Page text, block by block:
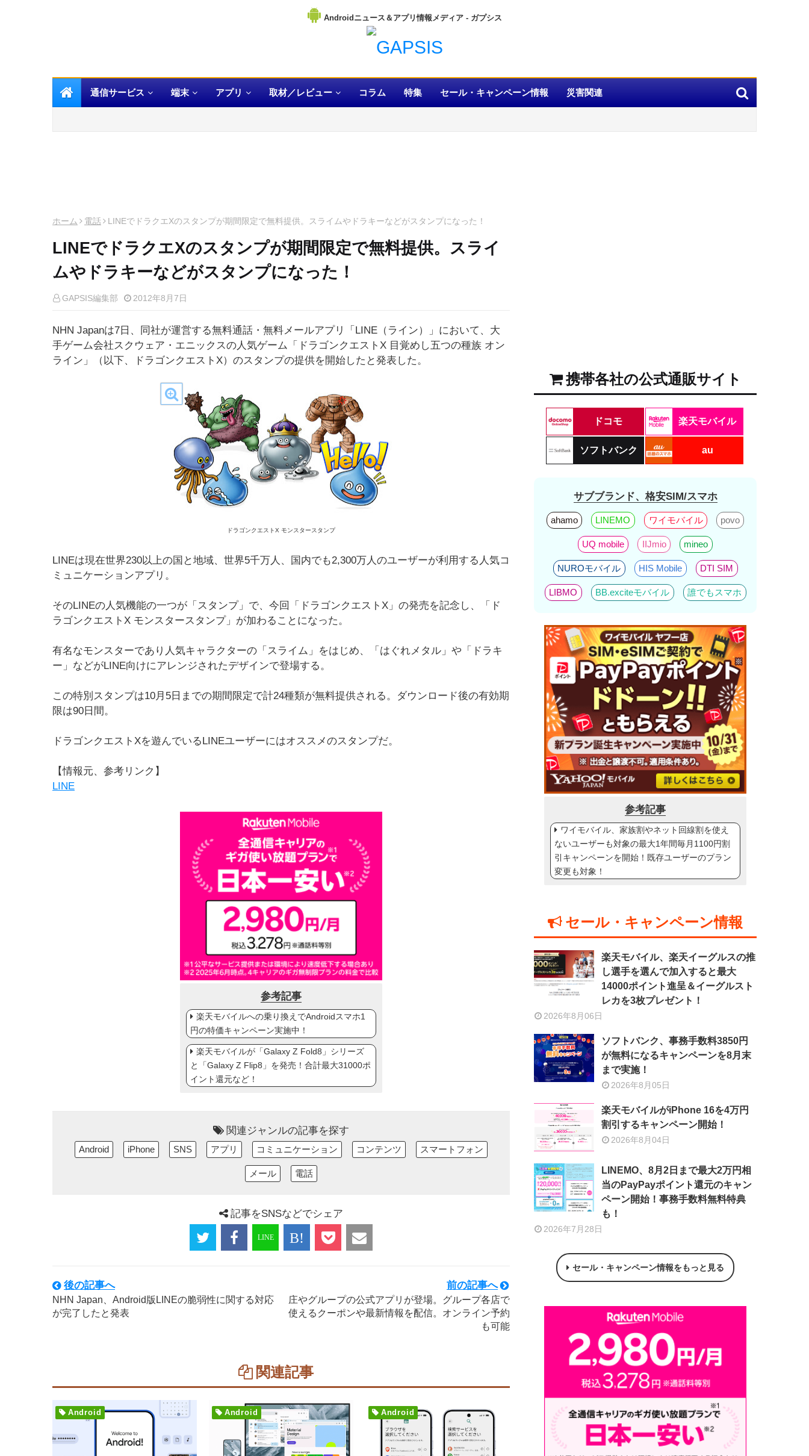
Androidニュース＆アプリ情報メディア
通信サービス 端末 アプリ 取材／レビュー コラム 特集 セール・キャンペーン情報 災害関連
ホーム 電話 LINEでドラクエXのスタンプが期間限定で無料提供。スライムやドラキーなどがスタンプになった！
LINEでドラクエXのスタンプが期間限定で無料提供。スライ
ムやドラキーなどがスタンプになった！
GAPSIS編集部 2012年8月7日
NHN Japanは7日、同社が運営する無料通話・無料メールアプリ「LINE（ライン）」において、大
手ゲーム会社スクウェア・エニックスの人気ゲーム「ドラゴンクエストX 目覚めし五つの種族 オン
ライン」（以下、ドラゴンクエストX）のスタンプの提供を開始したと発表した。
ドラゴンクエストX モンスタースタンプ
LINEは現在世界230以上の国と地域、世界5千万人、国内でも2,300万人のユーザーが利用する人気コ
ミュニケーションアプリ。
そのLINEの人気機能の一つが「スタンプ」で、今回「ドラゴンクエストX」の発売を記念し、「ド
ラゴンクエストX モンスタースタンプ」が加わることになった。
有名なモンスターであり人気キャラクターの「スライム」をはじめ、「はぐれメタル」や「ドラキ
ー」などがLINE向けにアレンジされたデザインで登場する。
この特別スタンプは10月5日までの期間限定で計24種類が無料提供される。ダウンロード後の有効期
限は90日間。
ドラゴンクエストXを遊んでいるLINEユーザーにはオススメのスタンプだ。
【情報元、参考リンク】
LINE
参考記事
楽天モバイルへの乗り換えでAndroidスマホ1
円の特価キャンペーン実施中！
楽天モバイルが「Galaxy Z Fold8」シリーズ
と「Galaxy Z Flip8」を発売！合計最大31000ポ
イント還元など！
関連ジャンルの記事を探す
Android iPhone SNS アプリ コミュニケーション コンテンツ スマートフォン
メール 電話
記事をSNSなどでシェア
後の記事へ
NHN Japan、Android版LINEの脆弱性に関する対応
が完了したと発表
前の記事へ
庄やグループの公式アプリが登場。グループ各店で
使えるクーポンや最新情報を配信。オンライン予約
も可能
関連記事
Android Android Android
携帯各社の公式通販サイト
ドコモ 楽天モバイル
ソフトバンク au
サブブランド、格安SIM/スマホ
ahamo LINEMO ワイモバイル povo
UQ mobile IIJmio mineo
NUROモバイル HIS Mobile DTI SIM
LIBMO BB.exciteモバイル 誰でもスマホ
参考記事
ワイモバイル、家族割やネット回線割を使え
ないユーザーも対象の最大1年間毎月1100円割
引キャンペーンを開始！既存ユーザーのプラン
変更も対象！
セール・キャンペーン情報
楽天モバイル、楽天イーグルスの推
し選手を選んで加入すると最大
14000ポイント進呈＆イーグルスト
レカを3枚プレゼント！
2026年8月06日
ソフトバンク、事務手数料3850円
が無料になるキャンペーンを8月末
まで実施！
2026年8月05日
楽天モバイルがiPhone 16を4万円
割引するキャンペーン開始！
2026年8月04日
LINEMO、8月2日まで最大2万円相
当のPayPayポイント還元のキャン
ペーン開始！事務手数料無料特典
も！
2026年7月28日
セール・キャンペーン情報をもっと見る